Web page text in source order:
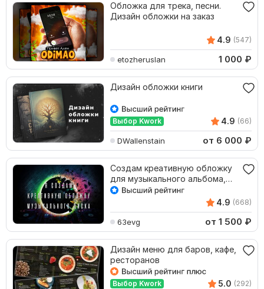
Обложка для трека, песни.
Дизайн обложки на заказ
4.9 (547)
etozheruslan 1 000 ₽
Дизайн обложки книги
Выбор Kwork 4.9 (66)
DWallenstain от 6 000 ₽
Создам креативную обложку
для музыкального альбома,
трека
4.9 (668)
63evg от 1 500 ₽
Дизайн меню для баров, кафе,
ресторанов
Выбор Kwork 5.0 (292)